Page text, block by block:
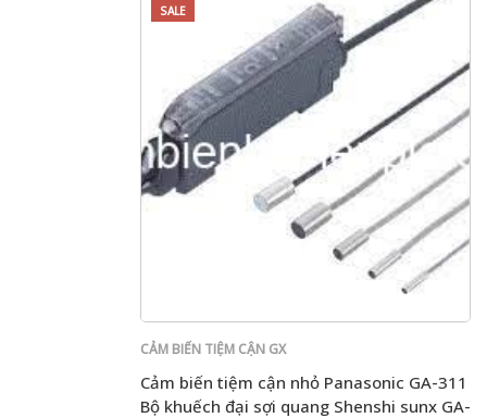
SALE
CẢM BIẾN TIỆM CẬN GX
Cảm biến tiệm cận nhỏ Panasonic GA-311
Bộ khuếch đại sợi quang Shenshi sunx GA-